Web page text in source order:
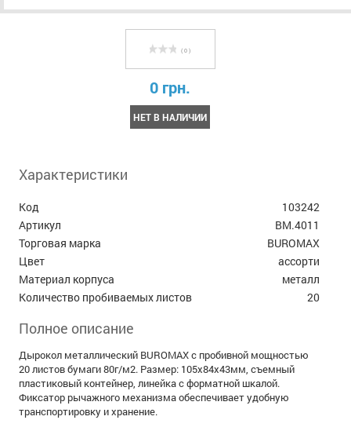
( 0 )
0 грн.
НЕТ В НАЛИЧИИ
Характеристики
Код
103242
Артикул
BM.4011
Торговая марка
BUROMAX
Цвет
ассорти
Материал корпуса
металл
Количество пробиваемых листов
20
Полное описание
Дырокол металлический BUROMAX с пробивной мощностью
20 листов бумаги 80г/м2. Размер: 105х84х43мм, съемный
пластиковый контейнер, линейка с форматной шкалой.
Фиксатор рычажного механизма обеспечивает удобную
транспортировку и хранение.